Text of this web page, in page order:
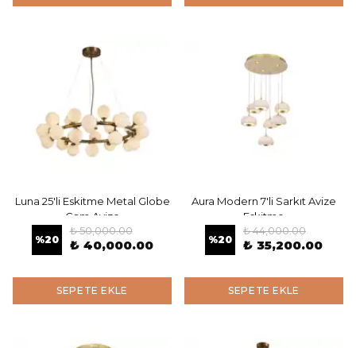
Luna 25'li Eskitme Metal Globe
Cam Avize
%20
₺ 50,000.00
₺ 40,000.00
SEPETE EKLE
Aura Modern 7'li Sarkıt Avize
Eskitme
%20
₺ 44,000.00
₺ 35,200.00
SEPETE EKLE